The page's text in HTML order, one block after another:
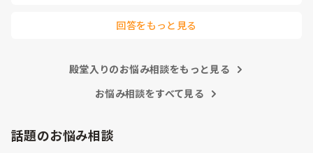
回答をもっと見る
殿堂入りのお悩み相談をもっと見る
お悩み相談をすべて見る
話題のお悩み相談